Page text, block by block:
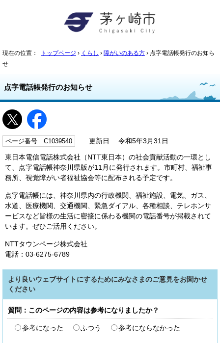
現在の位置： トップページ › くらし › 障がいのある方 › 点字電話帳発行のお知ら
せ
点字電話帳発行のお知らせ
ページ番号 C1039540 更新日 令和5年3月31日
東日本電信電話株式会社（NTT東日本）の社会貢献活動の一環とし
て、点字電話帳神奈川県版が11月に発行されます。市町村、福祉事
務所、視覚障がい者福祉協会等に配布される予定です。
点字電話帳には、神奈川県内の行政機関、福祉施設、電気、ガス、
水道、医療機関、交通機関、緊急ダイアル、各種相談、テレホンサ
ービスなど皆様の生活に密接に係わる機関の電話番号が掲載されて
います。ぜひご活用ください。
NTTタウンページ株式会社
電話：03-6275-6789
より良いウェブサイトにするためにみなさまのご意見をお聞かせ
ください
質問：このページの内容は参考になりましたか？
参考になった ふつう 参考にならなかった